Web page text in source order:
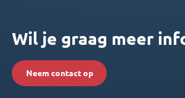
Wil je graag meer
Neem contact op